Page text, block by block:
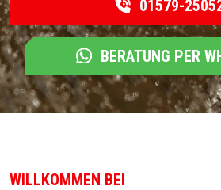
01579-
BERATUNG PER
WILLKOMMEN BEI